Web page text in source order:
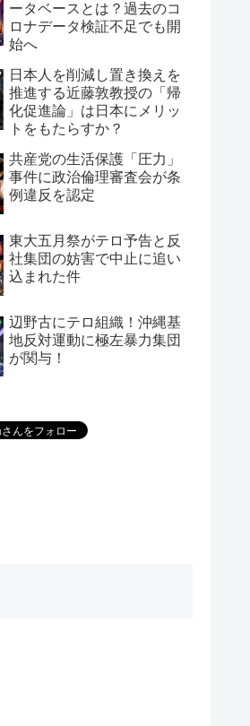
ータベースとは？過去のコ
ロナデータ検証不足でも開
始へ
日本人を削減し置き換えを
推進する近藤敦教授の「帰
化促進論」は日本にメリッ
トをもたらすか？
共産党の生活保護「圧力」
事件に政治倫理審査会が条
例違反を認定
東大五月祭がテロ予告と反
社集団の妨害で中止に追い
込まれた件
辺野古にテロ組織！沖縄基
地反対運動に極左暴力集団
が関与！